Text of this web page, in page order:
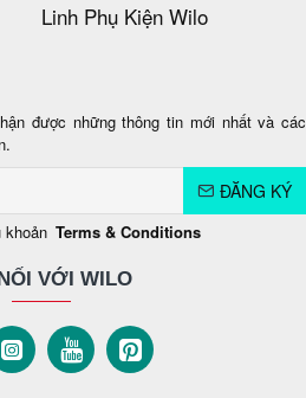
Linh Phụ Kiện Wilo
được những thông tin mới nhất và các
ĐĂNG KÝ
khoản Terms & Conditions
VỚI WILO